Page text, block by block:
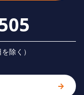
除く）